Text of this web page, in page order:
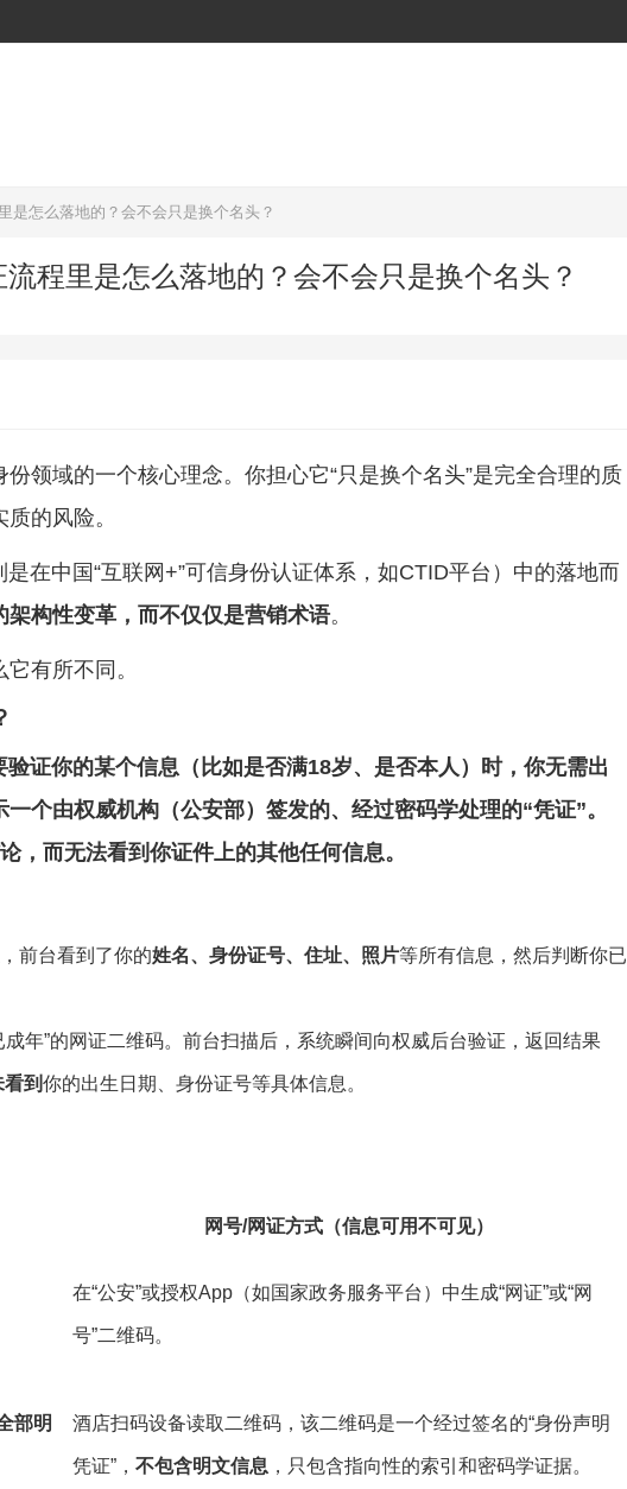
是怎么落地的？会不会只是换个名头？
程里是怎么落地的？会不会只是换个名头？
领域的一个核心理念。你担心它“只是换个名头”是完全合理的质
的风险。
是在中国“互联网+”可信身份认证体系，如CTID平台）中的落地而
构性变革，而不仅仅是营销术语。
有所不同。
证你的某个信息（比如是否满18岁、是否本人）时，你无需出
个由权威机构（公安部）签发的、经过密码学处理的“凭证”。
，而无法看到你证件上的其他任何信息。
前台看到了你的姓名、身份证号、住址、照片等所有信息，然后判断你已
成年”的网证二维码。前台扫描后，系统瞬间向权威后台验证，返回结果
看到你的出生日期、身份证号等具体信息。
网号/网证方式（信息可用不可见）
在“公安”或授权App（如国家政务服务平台）中生成“网证”或“网
号”二维码。
部明 酒店扫码设备读取二维码，该二维码是一个经过签名的“身份声明
凭证”， 不包含明文信息 ，只包含指向性的索引和密码学证据。